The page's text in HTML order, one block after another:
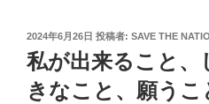
投
稿
日:
2024年6月26日 投稿者: SAVE THE
私が出来ること、
きなこと、願う